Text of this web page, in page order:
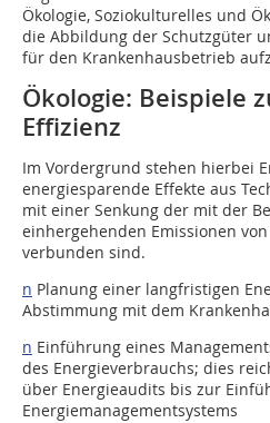
Ökologie, Soziokulturelles und
die Abbildung der Schutzgüter
für den Krankenhausbetrieb
Ökologie: Beispiele
Effizienz
Im Vordergrund stehen hierbei
energiesparende Effekte aus
mit einer Senkung der mit der
einhergehenden Emissionen
verbunden sind.
n Planung einer langfristigen
Abstimmung mit dem
n Einführung eines
des Energieverbrauchs; dies
über Energieaudits bis zur
Energiemanagementsystems